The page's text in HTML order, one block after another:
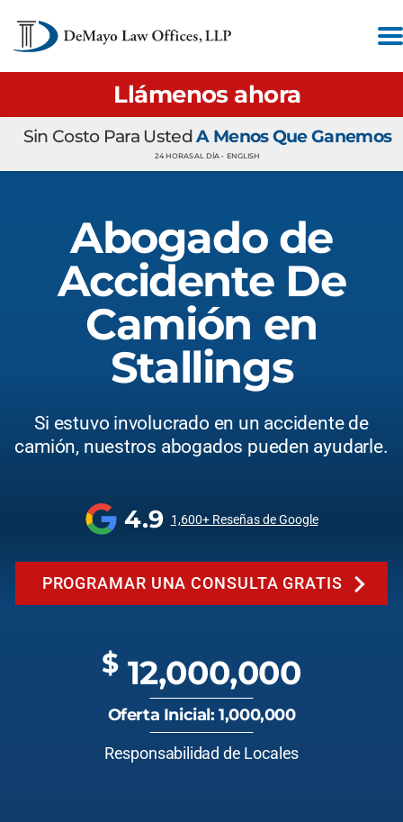
Llámenos ahora
Sin Costo Para UstedA Menos Que Ganemos
24 HORAS AL DÍA • ENGLISH
Abogado de
Accidente De
Camión en
Stallings
Si estuvo involucrado en un accidente de
camión, nuestros abogados pueden ayudarle.
4.9 1,600+ Reseñas de Google
PROGRAMAR UNA CONSULTA GRATIS
$ 12,000,000
Oferta Inicial: 1,000,000
Responsabilidad de Locales